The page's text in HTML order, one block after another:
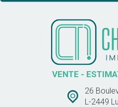
VENTE -
26
L-2449
CHEZ TOIT
VENTE –
ACCUEIL
VENTES
LOCATIONS